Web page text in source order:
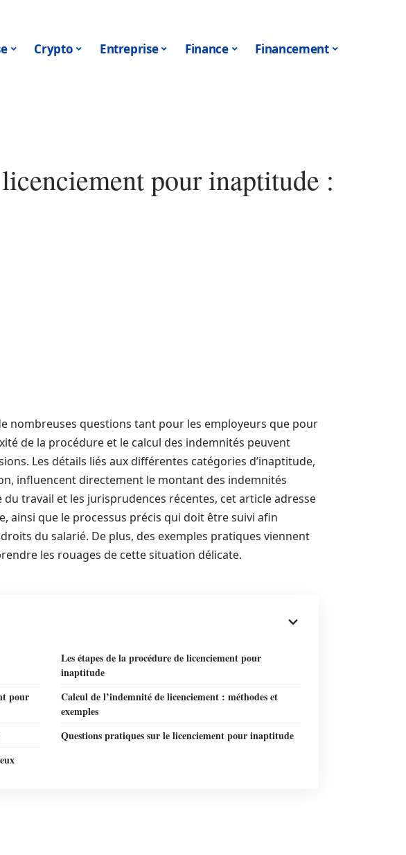
Crypto Entreprise Finance Financement
pour inaptitude :
nombreuses questions tant pour les employeurs que pour
de la procédure et le calcul des indemnités peuvent
Les détails liés aux différentes catégories d’inaptitude,
influencent directement le montant des indemnités
travail et les jurisprudences récentes, cet article adresse
ainsi que le processus précis qui doit être suivi afin
du salarié. De plus, des exemples pratiques viennent
les rouages de cette situation délicate.
Les étapes de la procédure de licenciement pour
inaptitude
pour
Calcul de l’indemnité de licenciement : méthodes et
exemples
Questions pratiques sur le licenciement pour inaptitude